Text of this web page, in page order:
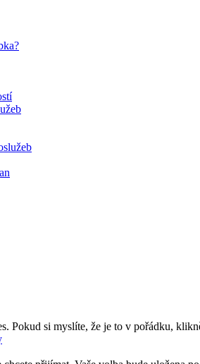
Pokud si myslíte, že je to v pořádku,